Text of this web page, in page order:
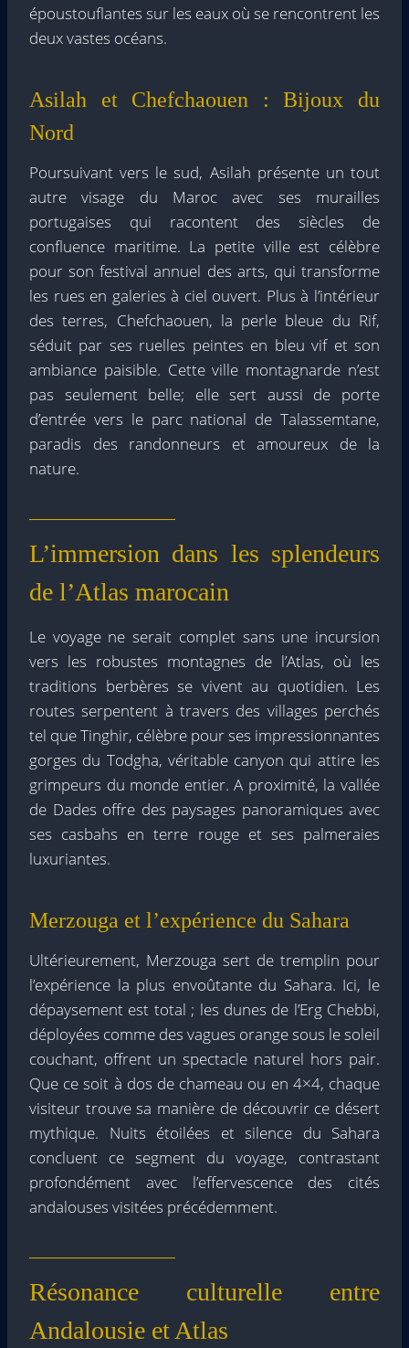
époustouflantes sur les eaux où se rencontrent les
deux vastes océans.
Asilah et Chefchaouen : Bijoux du
Nord
Poursuivant vers le sud, Asilah présente un tout
autre visage du Maroc avec ses murailles
portugaises qui racontent des siècles de
confluence maritime. La petite ville est célèbre
pour son festival annuel des arts, qui transforme
les rues en galeries à ciel ouvert. Plus à l’intérieur
des terres, Chefchaouen, la perle bleue du Rif,
séduit par ses ruelles peintes en bleu vif et son
ambiance paisible. Cette ville montagnarde n’est
pas seulement belle; elle sert aussi de porte
d’entrée vers le parc national de Talassemtane,
paradis des randonneurs et amoureux de la
nature.
L’immersion dans les splendeurs
de l’Atlas marocain
Le voyage ne serait complet sans une incursion
vers les robustes montagnes de l’Atlas, où les
traditions berbères se vivent au quotidien. Les
routes serpentent à travers des villages perchés
tel que Tinghir, célèbre pour ses impressionnantes
gorges du Todgha, véritable canyon qui attire les
grimpeurs du monde entier. A proximité, la vallée
de Dades offre des paysages panoramiques avec
ses casbahs en terre rouge et ses palmeraies
luxuriantes.
Merzouga et l’expérience du Sahara
Ultérieurement, Merzouga sert de tremplin pour
l’expérience la plus envoûtante du Sahara. Ici, le
dépaysement est total ; les dunes de l’Erg Chebbi,
déployées comme des vagues orange sous le soleil
couchant, offrent un spectacle naturel hors pair.
Que ce soit à dos de chameau ou en 4×4, chaque
visiteur trouve sa manière de découvrir ce désert
mythique. Nuits étoilées et silence du Sahara
concluent ce segment du voyage, contrastant
profondément avec l’effervescence des cités
andalouses visitées précédemment.
Résonance culturelle entre
Andalousie et Atlas